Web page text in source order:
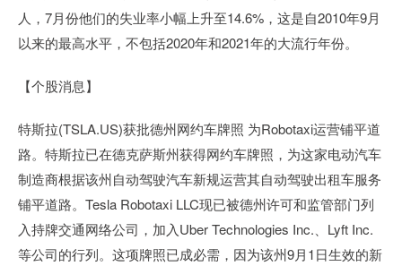
人，7月份他们的失业率小幅上升至14.6%，这是自2010年9月
以来的最高水平，不包括2020年和2021年的大流行年份。
【个股消息】
特斯拉(TSLA.US)获批德州网约车牌照 为Robotaxi运营铺平道
路。特斯拉已在德克萨斯州获得网约车牌照，为这家电动汽车
制造商根据该州自动驾驶汽车新规运营其自动驾驶出租车服务
铺平道路。Tesla Robotaxi LLC现已被德州许可和监管部门列
入持牌交通网络公司，加入Uber Technologies Inc.、Lyft Inc.
等公司的行列。这项牌照已成必需，因为该州9月1日生效的新